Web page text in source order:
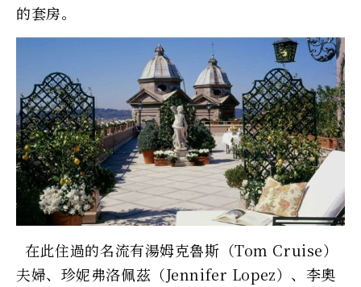
的套房。
在此住過的名流有湯姆克魯斯（Tom Cruise）
夫婦、珍妮弗洛佩茲（Jennifer Lopez）、李奧